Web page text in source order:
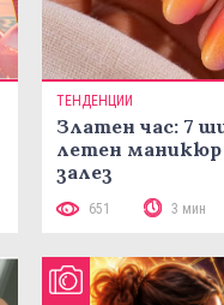
ТЕНДЕНЦИИ
Златен час: 7
летен
залез
651 3 мин